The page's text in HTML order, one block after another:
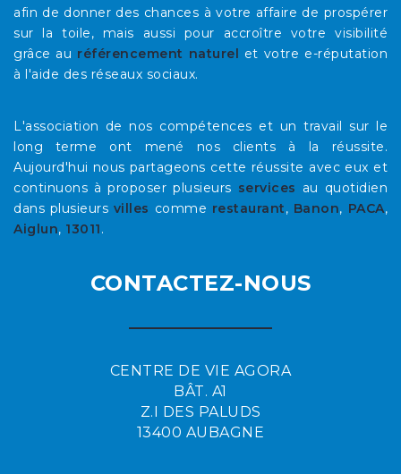
afin de donner des chances à votre affaire de prospérer
sur la toile, mais aussi pour accroître votre visibilité
grâce au référencement naturel et votre e-réputation
à l'aide des réseaux sociaux.
L'association de nos compétences et un travail sur le
long terme ont mené nos clients à la réussite.
Aujourd'hui nous partageons cette réussite avec eux et
continuons à proposer plusieurs services au quotidien
dans plusieurs villes comme restaurant, Banon, PACA,
Aiglun, 13011.
CONTACTEZ-NOUS
CENTRE DE VIE AGORA
BÂT. A1
Z.I DES PALUDS
13400 AUBAGNE